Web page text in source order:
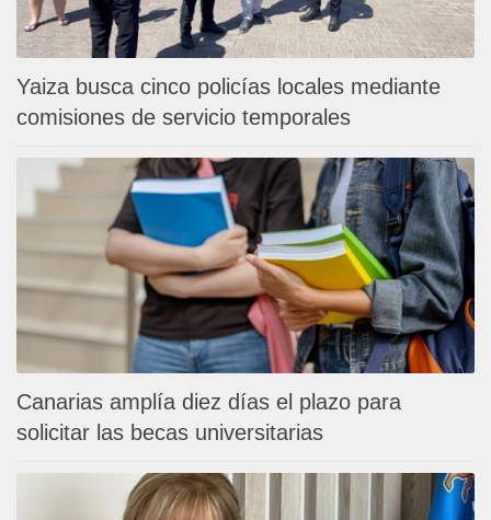
Yaiza busca cinco policías locales mediante
comisiones de servicio temporales
Canarias amplía diez días el plazo para
solicitar las becas universitarias